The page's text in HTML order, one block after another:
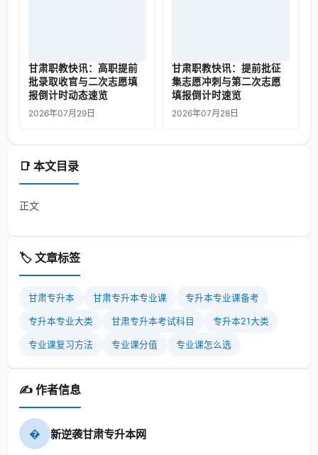
📑 本文目录
正文
🏷️ 文章标签
甘肃专升本 甘肃专升本专业课 专升本专业课备考
专升本专业大类 甘肃专升本考试科目 专升本21大类
专业课复习方法 专业课分值 专业课怎么选
✍️ 作者信息
� 新逆袭甘肃专升本网
甘肃职教快讯：高职提前
批录取收官与二次志愿填
报倒计时动态速览
2026年07月29日
甘肃职教快讯：提前批征
集志愿冲刺与第二次志愿
填报倒计时速览
2026年07月28日